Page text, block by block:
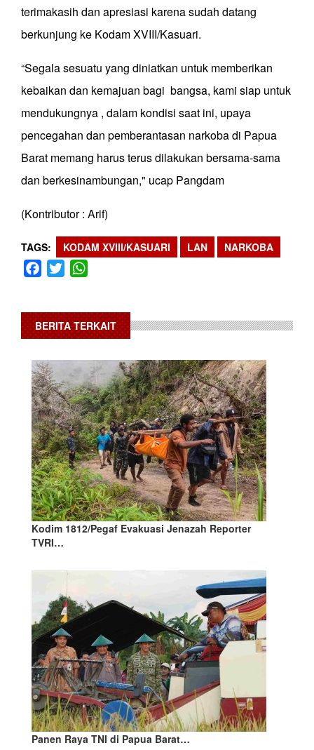
terimakasih dan apresiasi karena sudah datang
berkunjung ke Kodam XVIII/Kasuari.
“Segala sesuatu yang diniatkan untuk memberikan
kebaikan dan kemajuan bagi bangsa, kami siap untuk
mendukungnya , dalam kondisi saat ini, upaya
pencegahan dan pemberantasan narkoba di Papua
Barat memang harus terus dilakukan bersama-sama
dan berkesinambungan," ucap Pangdam
(Kontributor : Arif)
TAGS KODAM XVIII/KASUARI LAN NARKOBA
Facebook
Twitter
BERITA TERKAIT
Kodim 1812/Pegaf Evakuasi Jenazah Reporter
TVRI…
Panen Raya TNI di Papua Barat…